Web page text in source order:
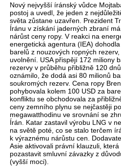
Nový nejvyšší íránský vůdce
postoj a uvedl, že jeden z
světa zůstane uzavřen. Prezident
Íránu v získání jaderných zbraní
nárůst ceny ropy. V reakci na
energetická agentura (IEA)
barelů z nouzových ropných
uvolnění. USA přispějí 172 miliony
rezervy v průběhu přibližně 120
oznámilo, že dodá asi 80 milionů
soukromých rezerv. Cena ropy
pohybovala kolem 100 USD za
konfliktu se obchodovala za
ceny zemního plynu se nejčastěji
megawatthodinu ve srovnání se
Írán. Katar zastavil výrobu LNG v
na světě poté, co se stalo terčem
k výraznému nárůstu cen.
Asie aktivovali právní klauzuli,
pozastavit smluvní závazky z
(vyšší moci).